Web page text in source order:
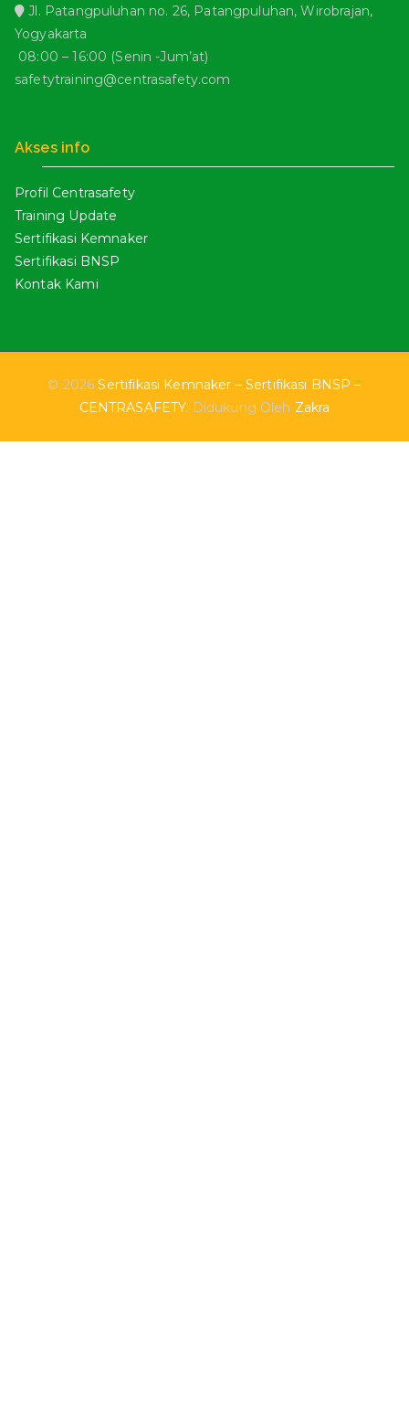
Jl. Patangpuluhan no. 26, Patangpuluhan, Wirobrajan,
Yogyakarta
08:00 – 16:00 (Senin -Jum’at)
safetytraining@centrasafety.com
Akses info
Profil Centrasafety
Training Update
Sertifikasi Kemnaker
Sertifikasi BNSP
Kontak Kami
© 2026Sertifikasi Kemnaker – Sertifikasi BNSP –
CENTRASAFETY. Didukung Oleh Zakra